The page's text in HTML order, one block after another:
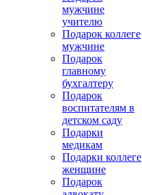
мужчине
учителю
Подарок коллеге
мужчине
Подарок
главному
бухгалтеру
Подарок
воспитателям в
детском саду
Подарки
медикам
Подарки коллеге
женщине
Подарок